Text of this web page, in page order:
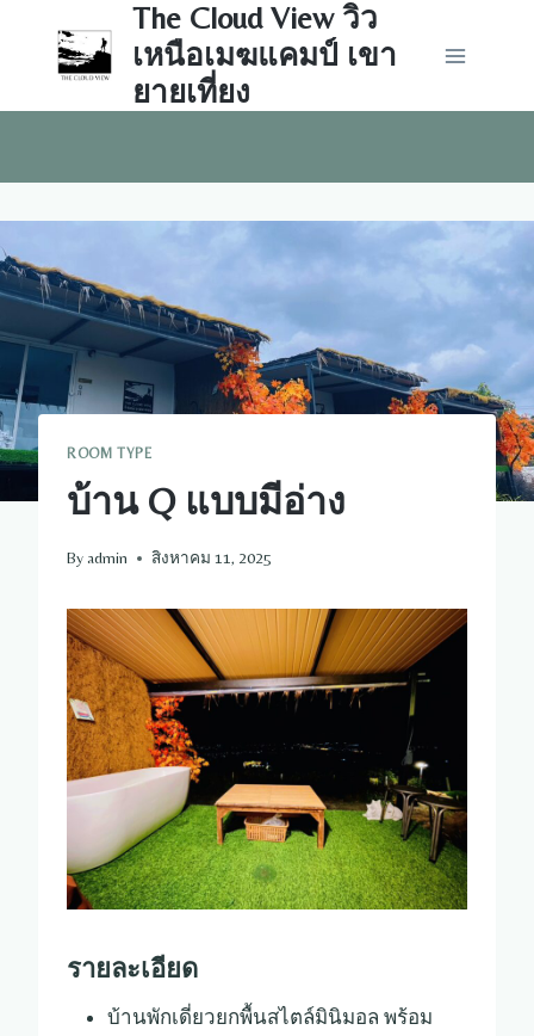
content
The Cloud View วิว
เหนือเมฆแคมป์ เขา
ยายเที่ยง
ROOM TYPE
บ้าน Q แบบมีอ่าง
By admin สิงหาคม 11, 2025
รายละเอียด
บ้านพักเดี่ยวยกพื้นสไตล์มินิมอล พร้อม